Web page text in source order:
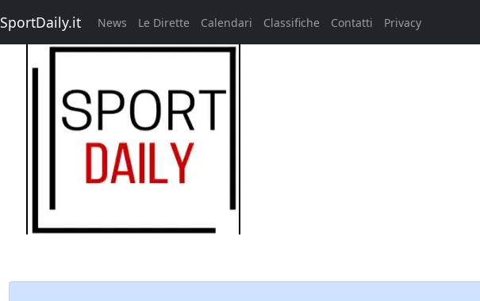
SportDaily.it News Le Dirette Calendari Classifiche Contatti Privacy